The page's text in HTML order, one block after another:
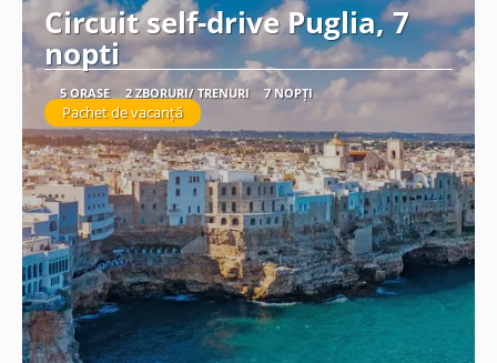
Circuit self-drive Puglia, 7
nopti
5 ORAȘE 2 ZBORURI/ TRENURI 7 NOPȚI
Pachet de vacanță